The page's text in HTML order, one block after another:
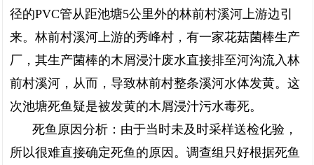
径的PVC管从距池塘5公里外的林前村溪河上游边引
来。林前村溪河上游的秀峰村，有一家花菇菌棒生产
厂，其生产菌棒的木屑浸汁废水直接排至河沟流入林
前村溪河，从而，导致林前村整条溪河水体发黄。这
次池塘死鱼疑是被发黄的木屑浸汁污水毒死。
死鱼原因分析：由于当时未及时采样送检化验，
所以很难直接确定死鱼的原因。调查组只好根据死鱼